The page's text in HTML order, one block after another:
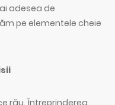
adesea de
pe elementele cheie
rău. Întreprinderea